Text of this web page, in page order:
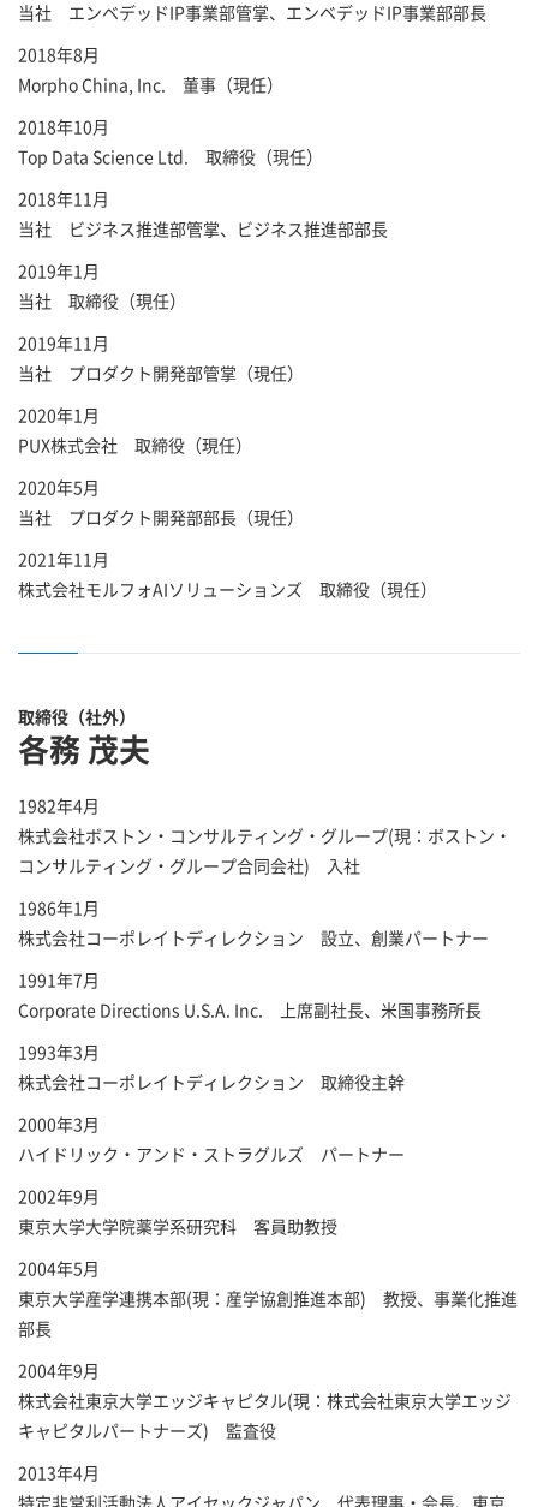
当社 エンベデッドIP事業部管掌、エンベデッドIP事業部部長
2018年8月
Morpho China, Inc. 董事（現任）
2018年10月
Top Data Science Ltd. 取締役（現任）
2018年11月
当社 ビジネス推進部管掌、ビジネス推進部部長
2019年1月
当社 取締役（現任）
2019年11月
当社 プロダクト開発部管掌（現任）
2020年1月
PUX株式会社 取締役（現任）
2020年5月
当社 プロダクト開発部部長（現任）
2021年11月
株式会社モルフォAIソリューションズ 取締役（現任）
取締役（社外）
各務 茂夫
1982年4月
株式会社ボストン・コンサルティング・グループ(現：ボストン・
コンサルティング・グループ合同会社) 入社
1986年1月
株式会社コーポレイトディレクション 設立、創業パートナー
1991年7月
Corporate Directions U.S.A. Inc. 上席副社長、米国事務所長
1993年3月
株式会社コーポレイトディレクション 取締役主幹
2000年3月
ハイドリック・アンド・ストラグルズ パートナー
2002年9月
東京大学大学院薬学系研究科 客員助教授
2004年5月
東京大学産学連携本部(現：産学協創推進本部) 教授、事業化推進
部長
2004年9月
株式会社東京大学エッジキャピタル(現：株式会社東京大学エッジ
キャピタルパートナーズ) 監査役
2013年4月
特定非営利活動法人アイセックジャパン 代表理事・会長、東京